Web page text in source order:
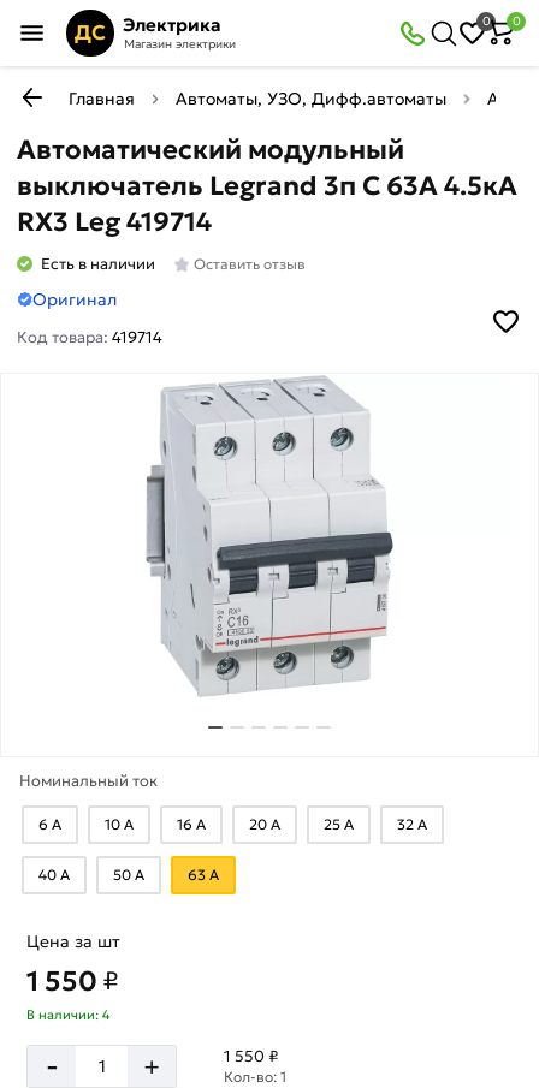
ДС Электрика
Магазин электрики
0 0
Главная Автоматы, УЗО, Дифф.автоматы
Автоматический модульный
выключатель Legrand 3п C 63А 4.5кА
RX3 Leg 419714
Есть в наличии Оставить отзыв
Оригинал
Код товара:419714
Номинальный ток
6 А 10 А 16 А 20 А 25 А 32 А
40 А 50 А 63 А
Цена за шт
1 550 ₽
В наличии: 4
- + 1 550 ₽
Кол-во: 1